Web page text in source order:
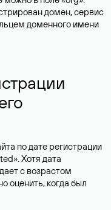
домен, сервис
доменного имени
по дате регистрации
Хотя дата
с возрастом
оценить, когда был